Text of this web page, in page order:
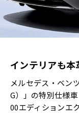
インテリアも
メルセデス・ベン
G）」の特別仕様
00エディションエ